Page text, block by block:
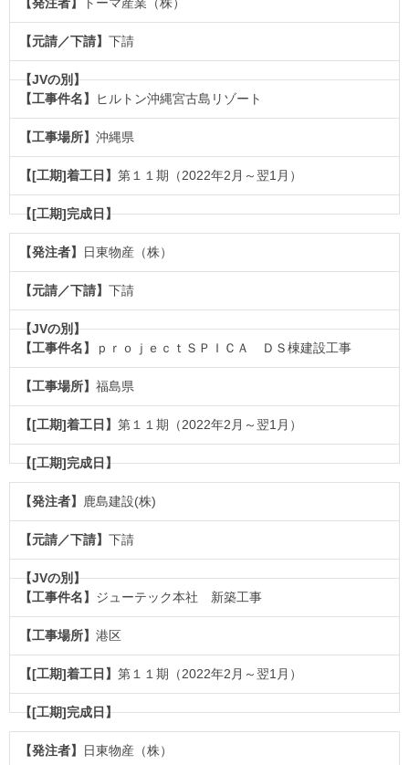
下請
ヒルトン沖縄宮古島リゾート
沖縄県
第１１期（2022年2月～翌1月）
日東物産（株）
下請
ｐｒｏｊｅｃｔＳＰＩＣＡ ＤＳ棟建設工事
福島県
第１１期（2022年2月～翌1月）
鹿島建設(株)
下請
ジューテック本社 新築工事
港区
第１１期（2022年2月～翌1月）
日東物産（株）